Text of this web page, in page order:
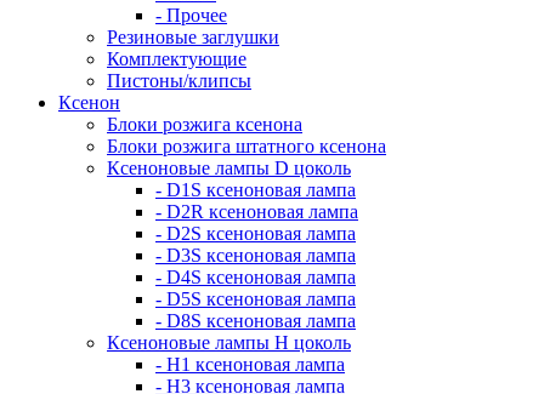
- Прочее
Резиновые заглушки
Комплектующие
Пистоны/клипсы
Ксенон
Блоки розжига ксенона
Блоки розжига штатного ксенона
Ксеноновые лампы D цоколь
- D1S ксеноновая лампа
- D2R ксеноновая лампа
- D2S ксеноновая лампа
- D3S ксеноновая лампа
- D4S ксеноновая лампа
- D5S ксеноновая лампа
- D8S ксеноновая лампа
Ксеноновые лампы Н цоколь
- H1 ксеноновая лампа
- H3 ксеноновая лампа